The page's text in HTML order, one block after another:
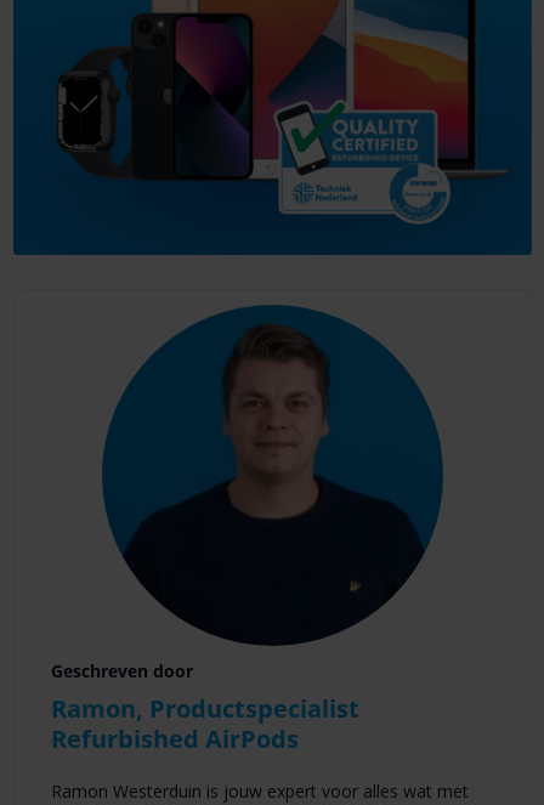
Geschreven door
Ramon, Productspecialist
Refurbished AirPods
Ramon Westerduin is jouw expert voor alles wat met